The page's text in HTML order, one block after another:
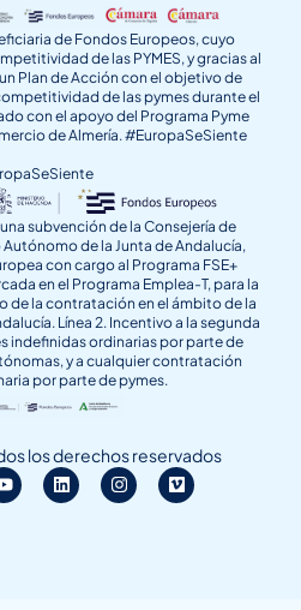
de Fondos Europeos, cuyo
de las PYMES, y gracias al
Plan de Acción con el objetivo de
de las pymes durante el
con el apoyo del Programa Pyme
de Almería. #EuropaSeSiente
subvención de la Consejería de
Autónomo de la Junta de Andalucía,
con cargo al Programa FSE+
en el Programa Emplea-T, para la
de la contratación en el ámbito de la
Línea 2. Incentivo a la segunda
indefinidas ordinarias por parte de
y a cualquier contratación
por parte de pymes.
los derechos reservados